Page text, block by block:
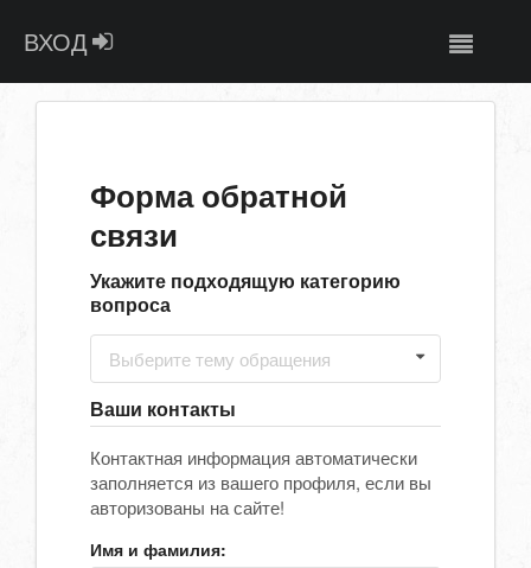
ВХОД
Форма обратной
связи
Укажите подходящую категорию
вопроса
Выберите тему обращения
Ваши контакты
Контактная информация автоматически
заполняется из вашего профиля, если вы
авторизованы на сайте!
Имя и фамилия: